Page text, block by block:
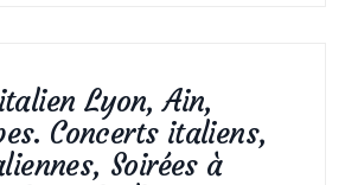
Lyon, Ain,
Concerts italiens,
Soirées à